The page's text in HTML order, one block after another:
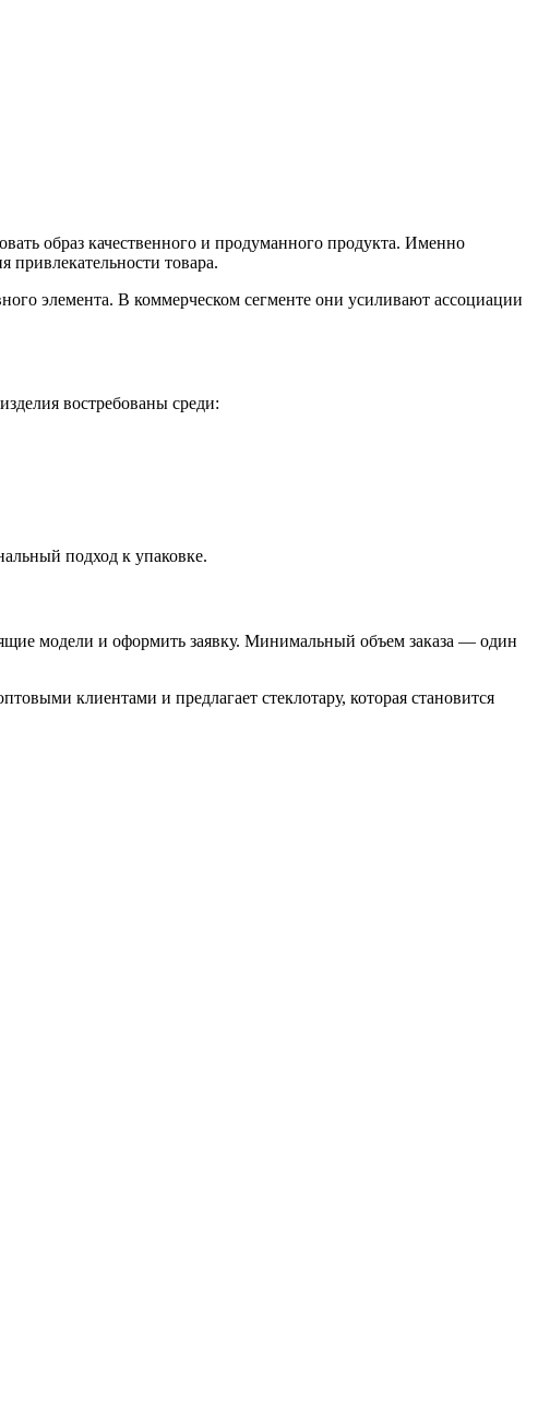
образ качественного и продуманного продукта. Именно
товара.
элемента. В коммерческом сегменте они усиливают ассоциации
востребованы среди:
подход к упаковке.
модели и оформить заявку. Минимальный объем заказа — один
клиентами и предлагает стеклотару, которая становится